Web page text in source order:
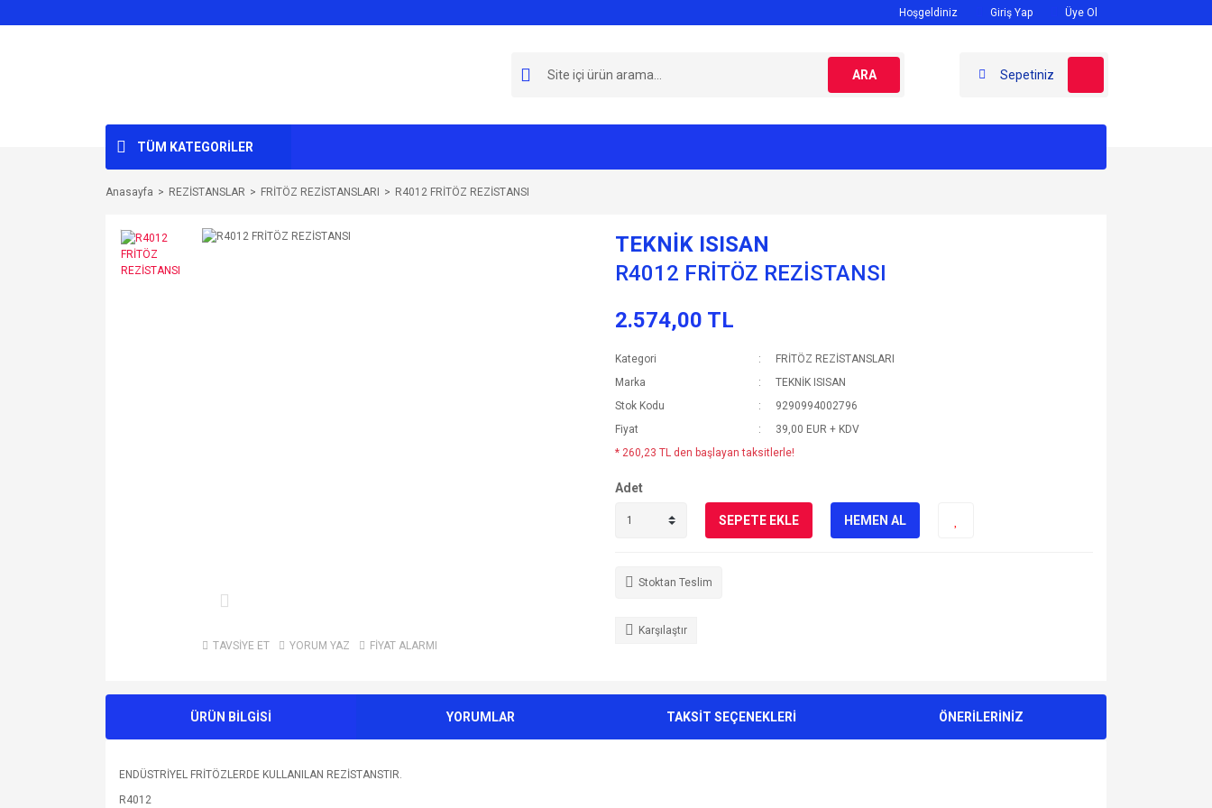
Hoşgeldiniz Giriş Yap Üye Ol
ARA Sepetiniz
TÜM KATEGORİLER
Anasayfa REZİSTANSLAR FRİTÖZ REZİSTANSLARI R4012 FRİTÖZ REZİSTANSI
TAVSİYE ET YORUM YAZ FİYAT ALARMI
TEKNİK ISISAN
R4012 FRİTÖZ REZİSTANSI
2.574,00 TL
Kategori
FRİTÖZ REZİSTANSLARI
Marka
TEKNİK ISISAN
Stok Kodu
9290994002796
Fiyat
39,00 EUR + KDV
* 260,23 TL den başlayan taksitlerle!
Adet
SEPETE EKLE HEMEN AL
Stoktan Teslim
Karşılaştır
ÜRÜN BİLGİSİ YORUMLAR TAKSİT SEÇENEKLERİ ÖNERİLERİNİZ
ENDÜSTRİYEL FRİTÖZLERDE KULLANILAN REZİSTANSTIR.
R4012